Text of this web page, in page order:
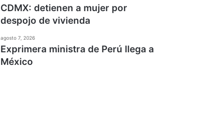
CDMX: detienen a mujer por
despojo de vivienda
agosto 7, 2026
Exprimera ministra de Perú llega a
México